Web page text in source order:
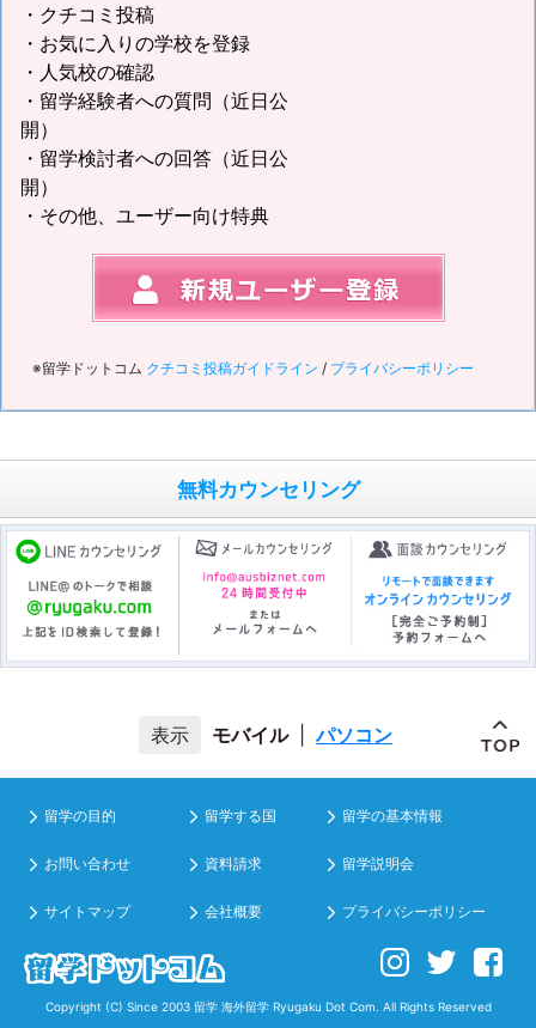
・クチコミ投稿
・お気に入りの学校を登録
・人気校の確認
・留学経験者への質問（近日公
開）
・留学検討者への回答（近日公
開）
・その他、ユーザー向け特典
※留学ドットコム クチコミ投稿ガイドライン / プライバシーポリシー
無料カウンセリング
モバイル パソコン
留学の目的 留学する国 留学の基本情報
お問い合わせ 資料請求 留学説明会
サイトマップ 会社概要 プライバシーポリシー
Copyright (C) Since 2003 留学 海外留学Ryugaku Dot Com. All Rights Reserved